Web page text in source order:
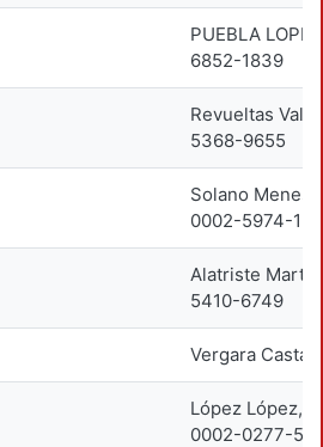
PUEBLA
6852-1839
Revueltas
5368-9655
Solano
0002-5974-
Alatriste
5410-6749
Vergara
López López,
0002-0277-